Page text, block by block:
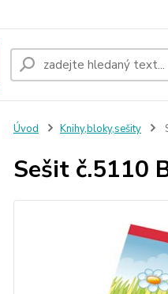
Úvod Knihy,bloky,sešity
Sešit č.5110